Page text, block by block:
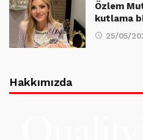
Özlem
kutlama
25/05/
Hakkımızda